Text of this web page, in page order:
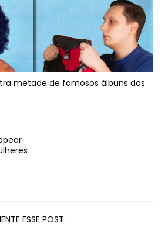
metade de famosos álbuns das
ESSE POST.